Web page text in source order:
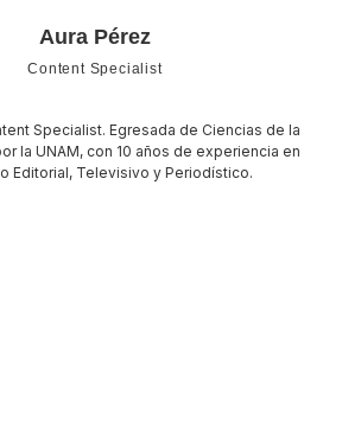
Aura Pérez
Content Specialist
Specialist. Egresada de Ciencias de la
la UNAM, con 10 años de experiencia en
Editorial, Televisivo y Periodístico.